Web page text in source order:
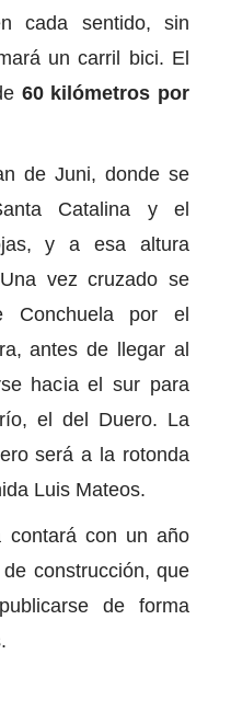
cada sentido, sin
un carril bici. El
60 kilómetros por
de Juni, donde se
Catalina y el
y a esa altura
vez cruzado se
Conchuela por el
antes de llegar al
hacia el sur para
el del Duero. La
será a la rotonda
Luis Mateos.
contará con un año
construcción, que
de forma